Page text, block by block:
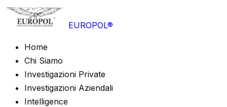
EUROPOL®
Home
Chi Siamo
Investigazioni Private
Investigazioni Aziendali
Intelligence